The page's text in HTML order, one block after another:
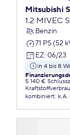
Mitsubishi
1.2 MIVEC
Benzin
71 PS (52
EZ: 06/23
in 4 bis 8
5.140 €
kombiniert: k.A.